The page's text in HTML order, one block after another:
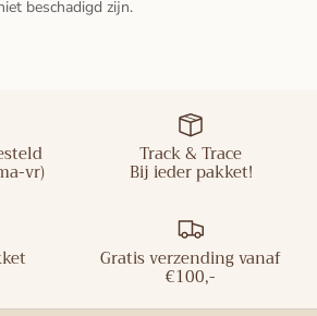
beschadigd zijn.
vr)
Track & Trace
Bij ieder pakket!
Gratis verzending vanaf
€100,-